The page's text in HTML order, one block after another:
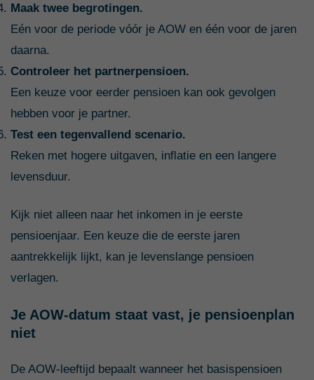
Maak twee begrotingen.
Eén voor de periode vóór je AOW en één voor de jaren
daarna.
Controleer het partnerpensioen.
Een keuze voor eerder pensioen kan ook gevolgen
hebben voor je partner.
Test een tegenvallend scenario.
Reken met hogere uitgaven, inflatie en een langere
levensduur.
Kijk niet alleen naar het inkomen in je eerste
pensioenjaar. Een keuze die de eerste jaren
aantrekkelijk lijkt, kan je levenslange pensioen
verlagen.
Je AOW-datum staat vast, je pensioenplan
niet
De AOW-leeftijd bepaalt wanneer het basispensioen